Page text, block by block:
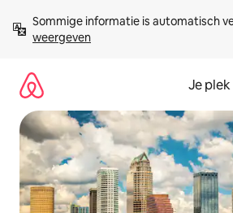
direct
naar
Sommige informatie is automatisch
weergeven
Je